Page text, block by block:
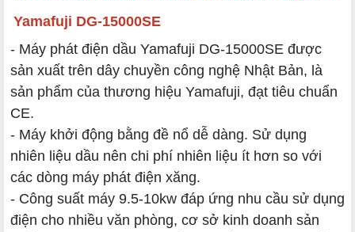
Yamafuji DG-15000SE
- Máy phát điện dầu Yamafuji DG-15000SE được
sản xuất trên dây chuyền công nghệ Nhật Bản, là
sản phẩm của thương hiệu Yamafuji, đạt tiêu chuẩn
CE.
- Máy khởi động bằng đề nổ dễ dàng. Sử dụng
nhiên liệu dầu nên chi phí nhiên liệu ít hơn so với
các dòng máy phát điện xăng.
- Công suất máy 9.5-10kw đáp ứng nhu cầu sử dụng
điện cho nhiều văn phòng, cơ sở kinh doanh sản